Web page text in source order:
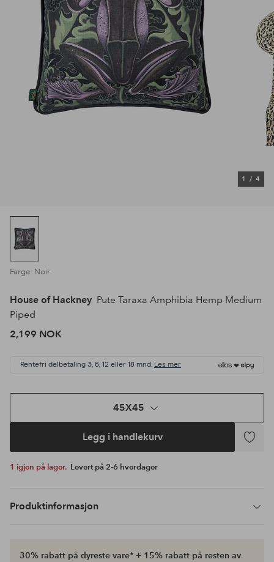
1 / 4
Farge: Noir
House of Hackney Pute Taraxa Amphibia Hemp Medium
Piped
2,199 NOK
Rentefri delbetaling 3, 6, 12 eller 18 mnd. Les mer
45X45
Legg i handlekurv
Legg
1 igjen på lager. Levert på 2-6 hverdager
Produktinformasjon
30% rabatt på dyreste vare* + 15% rabatt på resten av